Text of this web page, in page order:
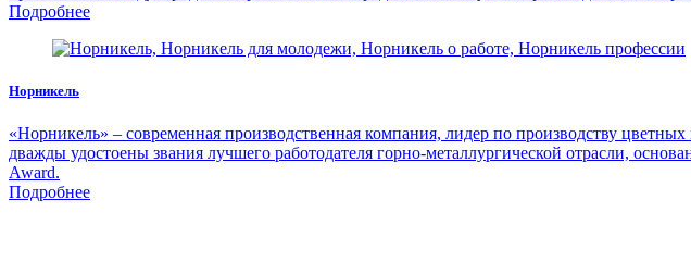
Подробнее
Норникель
«Норникель» – современная производственная компания, лидер по производству
дважды удостоены звания лучшего работодателя горно-металлургической отрасли,
Award.
Подробнее